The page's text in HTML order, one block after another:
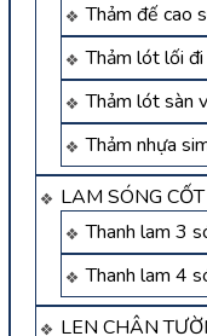
Thảm đế cao
Thảm lót lối
Thảm lót sàn
Thảm nhựa
LAM SÓNG
Thanh lam 3
Thanh lam 4
LEN CHÂN